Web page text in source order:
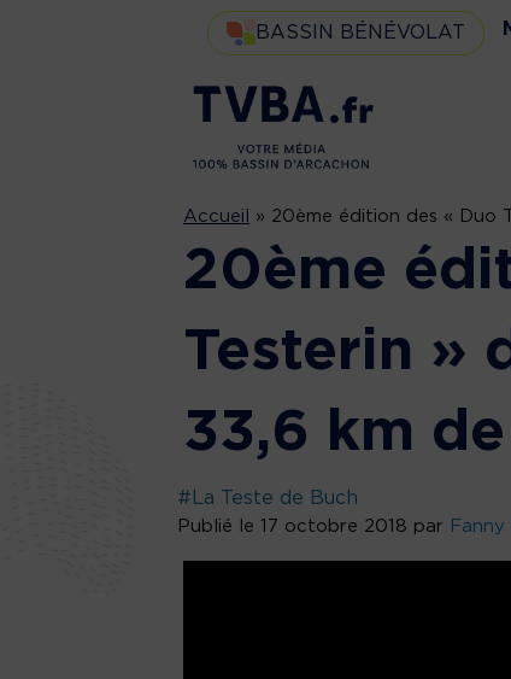
BASSIN BÉNÉVOLAT
Accueil » 20ème édition des « Duo
20ème
Testerin »
33,6 km
#La Teste de Buch
Publié le 17 octobre 2018 par